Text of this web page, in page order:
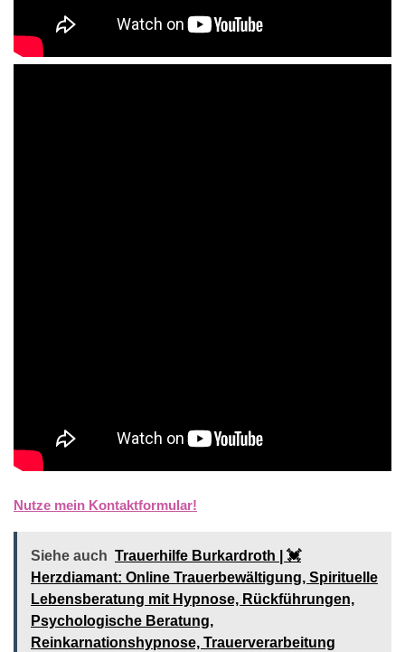
Nutze mein Kontaktformular!
Siehe auch Trauerhilfe Burkardroth | 💓️️
Herzdiamant: Online Trauerbewältigung, Spirituelle
Lebensberatung mit Hypnose, Rückführungen,
Psychologische Beratung,
Reinkarnationshypnose, Trauerverarbeitung